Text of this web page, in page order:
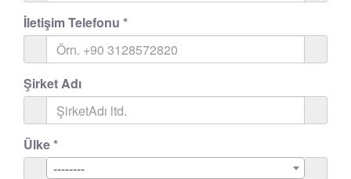
İletişim Telefonu *
Şirket Adı
Ülke*
--------